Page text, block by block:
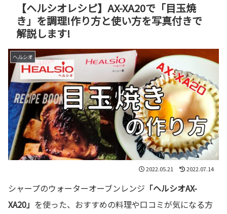
【ヘルシオレシピ】AX-XA20で「目玉焼
き」を調理!作り方と使い方を写真付きで
解説します!
ヘルシオ
2022.05.21 2022.07.14
シャープのウォーターオーブンレンジ 「ヘルシオAX-
XA20」 を使った、おすすめの料理や口コミが気になる方